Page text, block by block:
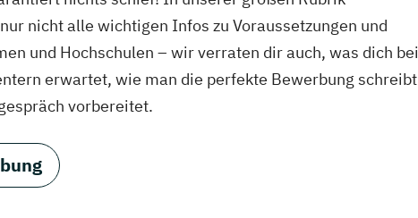
nicht alle wichtigen Infos zu Voraussetzungen und
und Hochschulen – wir verraten dir auch, was dich bei
erwartet, wie man die perfekte Bewerbung schreibt
vorbereitet.